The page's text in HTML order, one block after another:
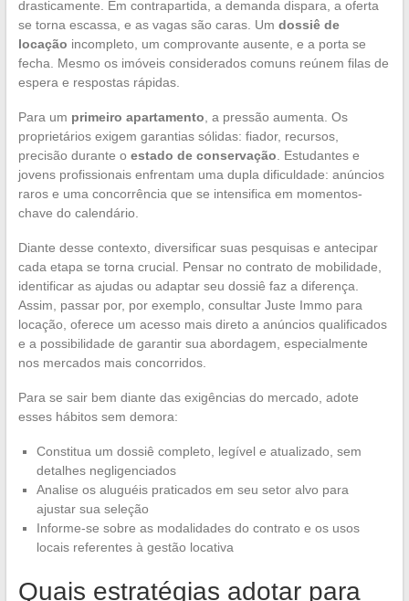
drasticamente. Em contrapartida, a demanda dispara, a oferta
se torna escassa, e as vagas são caras. Um dossiê de
locação incompleto, um comprovante ausente, e a porta se
fecha. Mesmo os imóveis considerados comuns reúnem filas de
espera e respostas rápidas.
Para um primeiro apartamento , a pressão aumenta. Os
proprietários exigem garantias sólidas: fiador, recursos,
precisão durante o estado de conservação . Estudantes e
jovens profissionais enfrentam uma dupla dificuldade: anúncios
raros e uma concorrência que se intensifica em momentos-
chave do calendário.
Diante desse contexto, diversificar suas pesquisas e antecipar
cada etapa se torna crucial. Pensar no contrato de mobilidade,
identificar as ajudas ou adaptar seu dossiê faz a diferença.
Assim, passar por, por exemplo, consultar Juste Immo para
locação, oferece um acesso mais direto a anúncios qualificados
e a possibilidade de garantir sua abordagem, especialmente
nos mercados mais concorridos.
Para se sair bem diante das exigências do mercado, adote
esses hábitos sem demora:
Constitua um dossiê completo, legível e atualizado, sem
detalhes negligenciados
Analise os aluguéis praticados em seu setor alvo para
ajustar sua seleção
Informe-se sobre as modalidades do contrato e os usos
locais referentes à gestão locativa
Quais estratégias adotar para